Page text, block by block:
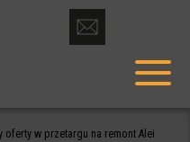
otwórz
formularz
kontaktowy
menu
oferty w przetargu na remont Alei